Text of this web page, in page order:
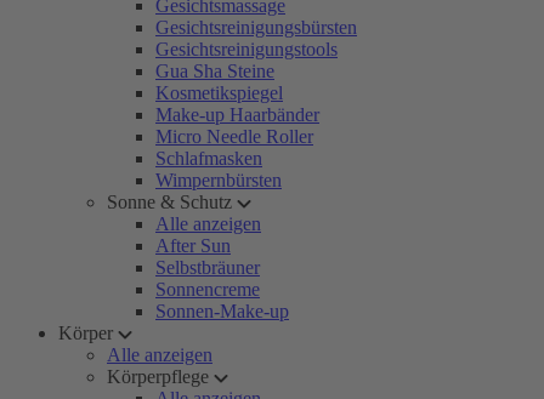
Gesichtsmassage
Gesichtsreinigungsbürsten
Gesichtsreinigungstools
Gua Sha Steine
Kosmetikspiegel
Make-up Haarbänder
Micro Needle Roller
Schlafmasken
Wimpernbürsten
Sonne & Schutz
Alle anzeigen
After Sun
Selbstbräuner
Sonnencreme
Sonnen-Make-up
Körper
Alle anzeigen
Körperpflege